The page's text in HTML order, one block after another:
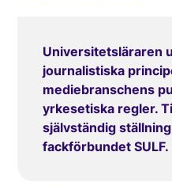
Universitetsläraren
journalistiska
mediebranschens
yrkesetiska regler.
självständig
fackförbundet SULF.